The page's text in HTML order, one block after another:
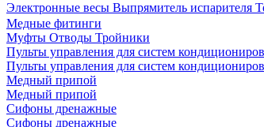
Электронные весы Выпрямитель испарителя
Медные фитинги
Муфты Отводы Тройники
Пульты управления для систем
Пульты управления для систем
Медный припой
Медный припой
Сифоны дренажные
Сифоны дренажные